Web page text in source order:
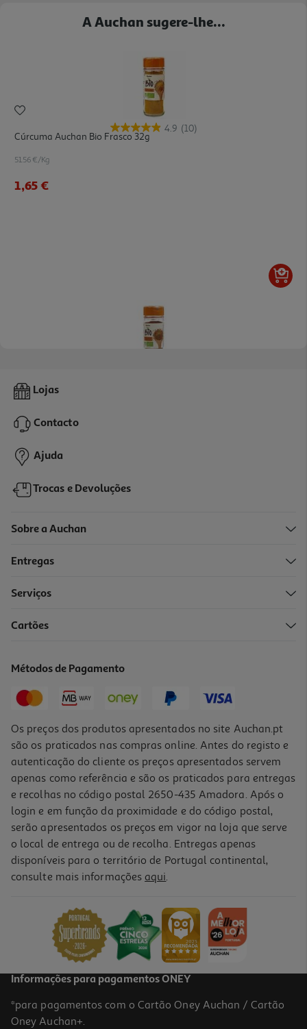
A Auchan sugere-lhe...
4.9 (10)
Cúrcuma Auchan Bio Frasco 32g
51.56 €/Kg
1,65 €
Canela Auchan Bio Moída Frasco 27g
1,09 €
Canela Ceylon Lebensbaum Moída Bio 50g
Lojas
Contacto
Ajuda
Trocas e Devoluções
Sobre a Auchan
Entregas
Serviços
Cartões
Métodos de Pagamento
Os preços dos produtos apresentados no site Auchan.pt
são os praticados nas compras online. Antes do registo e
autenticação do cliente os preços apresentados servem
apenas como referência e são os praticados para entregas
e recolhas no código postal 2650-435 Amadora. Após o
login e em função da proximidade e do código postal,
serão apresentados os preços em vigor na loja que serve
o local de entrega ou de recolha. Entregas apenas
disponíveis para o território de Portugal continental,
consulte mais informações aqui.
Informações para pagamentos ONEY
*para pagamentos com o Cartão Oney Auchan / Cartão
Oney Auchan+.